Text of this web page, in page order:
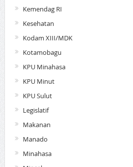
Kemendag RI
Kesehatan
Kodam XIII/MDK
Kotamobagu
KPU Minahasa
KPU Minut
KPU Sulut
Legislatif
Makanan
Manado
Minahasa